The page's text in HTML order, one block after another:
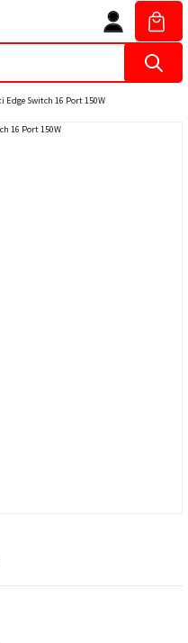
Edge Switch 16 Port 150W